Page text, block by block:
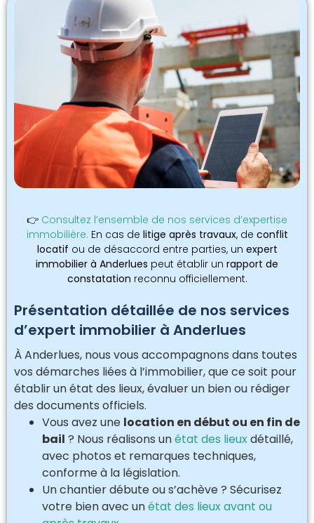
Présentation détaillée de nos services
d’expert immobilier à Anderlues
À Anderlues, nous vous accompagnons dans toutes
vos démarches liées à l’immobilier, que ce soit pour
établir un état des lieux, évaluer un bien ou rédiger
des documents officiels.
Vous avez une location en début ou en fin de
bail ? Nous réalisons unétat des lieuxdétaillé,
avec photos et remarques techniques,
conforme à la législation.
Un chantier débute ou s’achève ? Sécurisez
votre bien avec unétat des lieux avant ou
👉 Consultez l’ensemble de nos services d’expertise
immobilière. En cas de litige après travaux, de conflit
locatif ou de désaccord entre parties, un expert
immobilier à Anderlues peut établir un rapport de
constatation reconnu officiellement.